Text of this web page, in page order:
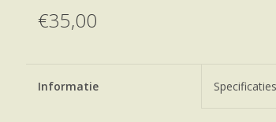
€35,00
Informatie Specificaties